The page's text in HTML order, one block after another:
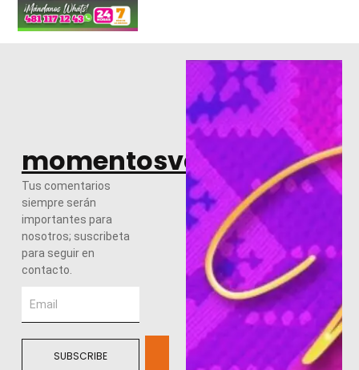
momentosvalles.com
Tus comentarios
siempre serán
importantes para
nosotros; suscribeta
para seguir en
contacto.
SUBSCRIBE